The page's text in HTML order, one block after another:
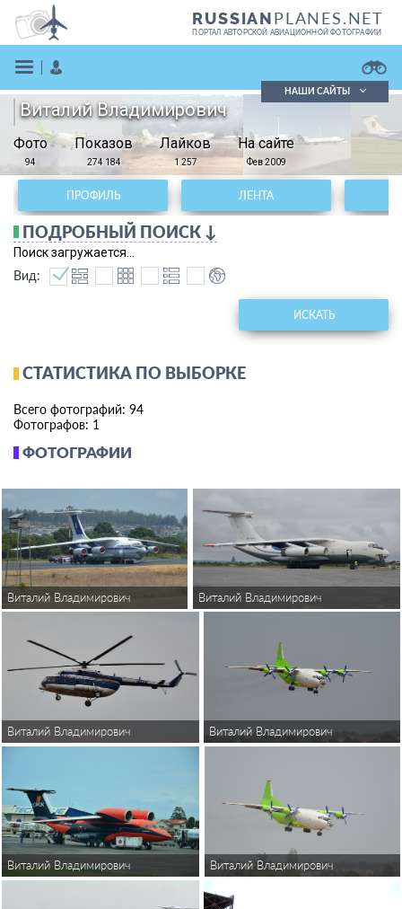
RUSSIANPLANES.NET
ПОРТАЛ АВТОРСКОЙ АВИАЦИОННОЙ ФОТОГРАФИИ
ЗАРЕГИСТРИРОВАТЬСЯ
Поиск фотографий
Поиск в реестре
Кратко
Подробно
НАШИ САЙТЫ
Виталий Владимирович
Фото
94
Показов
274 184
Лайков
1 257
На сайте
Фев 2009
ПРОФИЛЬ ЛЕНТА
ФОТОГРАФИИ
Виталий Владимирович Виталий Владимирович
Виталий Владимирович Виталий Владимирович
Виталий Владимирович Виталий Владимирович
ПОДРОБНЫЙ ПОИСК ↓
Поиск загружается...
Вид:
ИСКАТЬ
СТАТИСТИКА ПО ВЫБОРКЕ
Всего фотографий: 94
Фотографов: 1